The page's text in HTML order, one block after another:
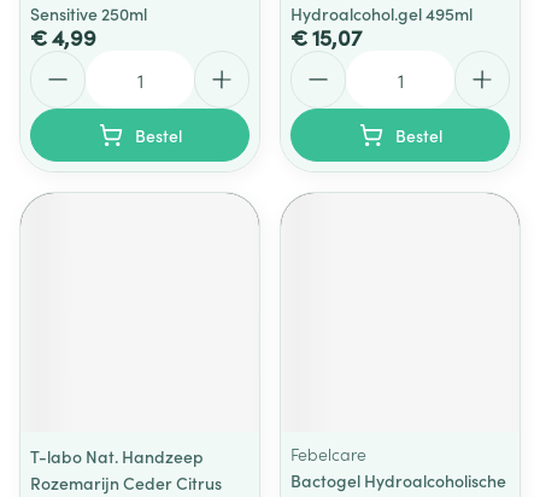
Sensitive 250ml
€ 4,99
Bestel
Hydroalcohol.gel 495ml
€ 15,07
Bestel
T-labo Nat. Handzeep
Rozemarijn Ceder Citrus
Febelcare
Bactogel Hydroalcoholische